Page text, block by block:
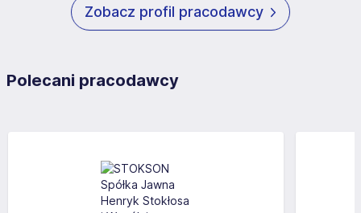
Zobacz profil pracodawcy
Polecani pracodawcy